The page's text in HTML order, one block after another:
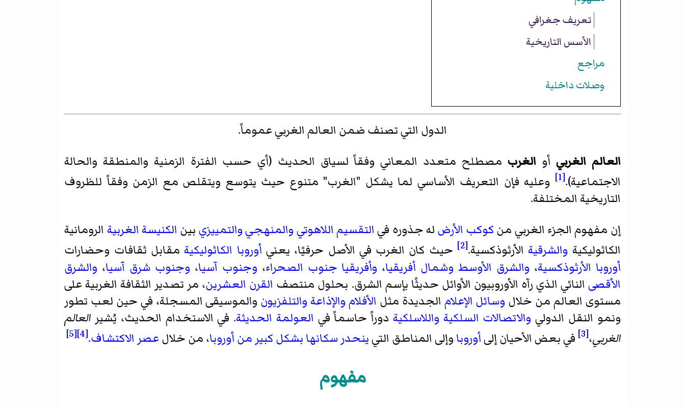
تعريف جغرافي
الأسس التاريخية
مراجع
وصلات داخلية
الدول التي تصنف ضمن العالم الغربي عموماً.
العالم الغربيأو الغرب مصطلح متعدد المعاني وفقاً لسياق الحديث (أي حسب الفترة الزمنية والمنطقة والحالة
الاجتماعية).[1]
وعليه فإن التعريف الأساسي لما يشكل "الغرب" متنوع حيث يتوسع ويتقلص مع الزمن وفقاً للظروف
التاريخية المختلفة.
إن مفهوم الجزء الغربي من كوكب الأرض له جذوره في التقسيم اللاهوتي والمنهجي والتمييزي بين الكنيسة الغربية الرومانية
الكاثوليكية والشرقيةالأرثوذكسية.[2] حيث كان الغرب في الأصل حرفيًا، يعني أوروبا الكاثوليكيةمقابل ثقافات وحضارات
أوروبا الأرثوذكسية، والشرق الأوسط وشمال أفريقيا، وأفريقيا جنوب الصحراء، وجنوب آسيا، وجنوب شرق آسيا، والشرق
الأقصى النائي الذي رآه الأوروبيون الأوائل حديثًا بإسم الشرق. بحلول منتصف القرن العشرين، مر تصدير الثقافة الغربية على
مستوى العالم من خلال وسائل الإعلام الجديدة مثل الأفلام والإذاعة والتلفزيون والموسيقى المسجلة، في حين لعب تطور
ونمو النقل الدولي والاتصالات السلكية واللاسلكية دوراً حاسماً في العولمة الحديثة. في الاستخدام الحديث، يُشير العالم
الغربي،[3] في بعض الأحيان إلىأوروبا وإلى المناطق التيينحدر سكانها بشكل كبير من أوروبا، من خلالعصر الاكتشاف.
[4]
[5]
مفهوم